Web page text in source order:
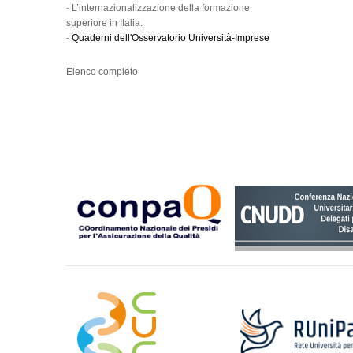
- L’internazionalizzazione della formazione
superiore in Italia.
- Quaderni dell'Osservatorio Università-Imprese
Elenco completo